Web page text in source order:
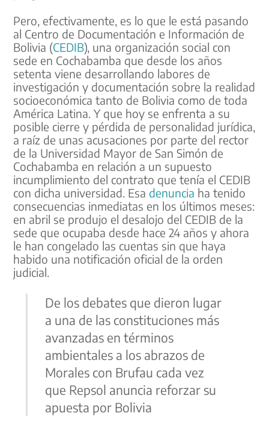
Pero, efectivamente, es lo que le está pasando
al Centro de Documentación e Información de
Bolivia (CEDIB), una organización social con
sede en Cochabamba que desde los años
setenta viene desarrollando labores de
investigación y documentación sobre la realidad
socioeconómica tanto de Bolivia como de toda
América Latina. Y que hoy se enfrenta a su
posible cierre y pérdida de personalidad jurídica,
a raíz de unas acusaciones por parte del rector
de la Universidad Mayor de San Simón de
Cochabamba en relación a un supuesto
incumplimiento del contrato que tenía el CEDIB
con dicha universidad. Esa denuncia ha tenido
consecuencias inmediatas en los últimos meses:
en abril se produjo el desalojo del CEDIB de la
sede que ocupaba desde hace 24 años y ahora
le han congelado las cuentas sin que haya
habido una notificación oficial de la orden
judicial.
De los debates que dieron lugar
a una de las constituciones más
avanzadas en términos
ambientales a los abrazos de
Morales con Brufau cada vez
que Repsol anuncia reforzar su
apuesta por Bolivia